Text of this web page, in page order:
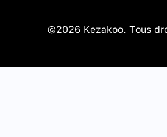
©2026 Kezakoo. Tous